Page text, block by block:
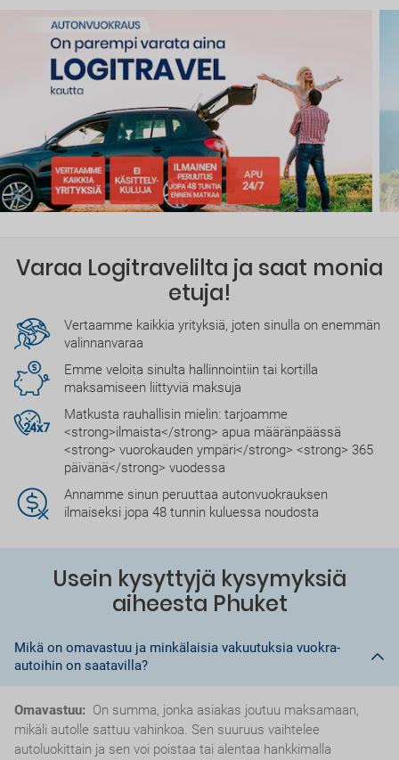
Varaa Logitravelilta ja saat monia
etuja!
Vertaamme kaikkia yrityksiä, joten sinulla on enemmän
valinnanvaraa
Emme veloita sinulta hallinnointiin tai kortilla
maksamiseen liittyviä maksuja
Matkusta rauhallisin mielin: tarjoamme
<strong>ilmaista</strong> apua määränpäässä
<strong> vuorokauden ympäri</strong> <strong> 365
päivänä</strong> vuodessa
Annamme sinun peruuttaa autonvuokrauksen
ilmaiseksi jopa 48 tunnin kuluessa noudosta
Usein kysyttyjä kysymyksiä
aiheesta Phuket
Mikä on omavastuu ja minkälaisia vakuutuksia vuokra-
autoihin on saatavilla?
Omavastuu: On summa, jonka asiakas joutuu maksamaan,
mikäli autolle sattuu vahinkoa. Sen suuruus vaihtelee
autoluokittain ja sen voi poistaa tai alentaa hankkimalla